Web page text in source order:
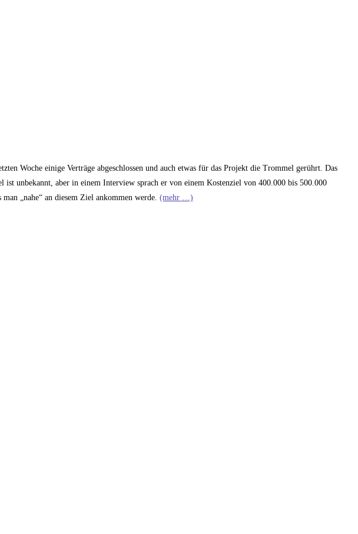
Woche einige Verträge abgeschlossen und auch etwas für das Projekt die Trommel gerührt. Das
unbekannt, aber in einem Interview sprach er von einem Kostenziel von 400.000 bis 500.000
„nahe“ an diesem Ziel ankommen werde. (mehr …)